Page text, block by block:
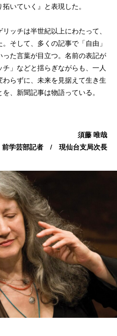
いていく』と表現した。
ッチは半世紀以上にわたって、
そして、多くの記事で「自由」
た言葉が目立つ。名前の表記が
チ」などと揺らぎながらも、一人
らずに、未来を見据えて生き生
、新聞記事は物語っている。
須藤 唯哉
前学芸部記者 / 現仙台支局次長